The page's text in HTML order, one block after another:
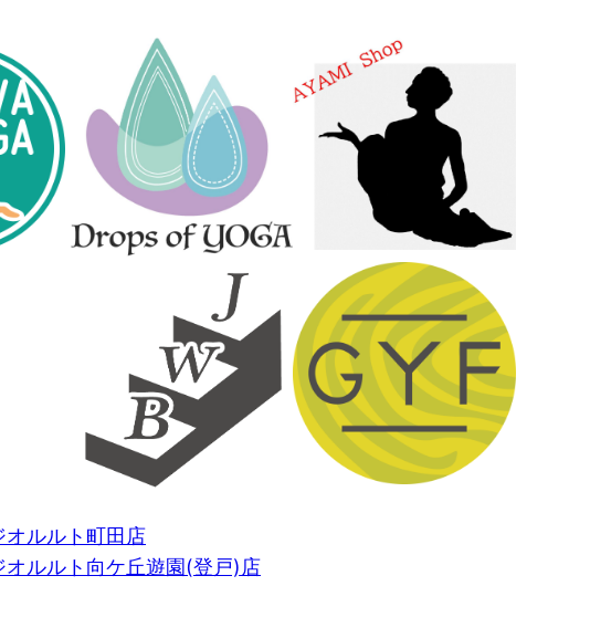
オルルト町田店
オルルト向ケ丘遊園(登戸)店